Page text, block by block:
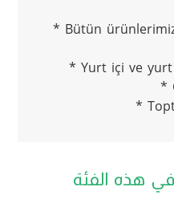
* Bütün
* Yurt içi ve yurt
*
*
هذه الفئة